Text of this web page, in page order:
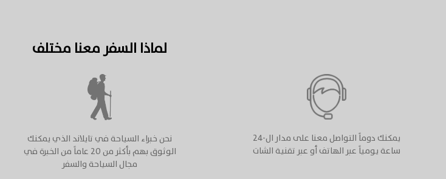
لماذا السفر معنا مختلف
يمكنك دوماً التواصل معنا على مدار ال-٢٤
ساعة يومياً عبر الهاتف أو عبر تقنية الشات
نحن خبراء السياحة في تايلاند الذي يمكنك
الوثوق بهم بأكثر من ٢٠ عاماً من الخبرة في
مجال السياحة والسفر